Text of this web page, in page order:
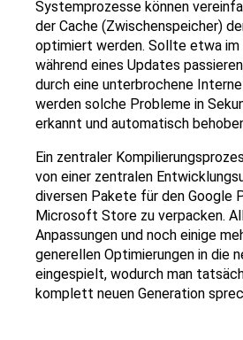
Systemprozesse können
der Cache (Zwischenspeicher)
optimiert werden. Sollte etwa im
während eines Updates
durch eine unterbrochene
werden solche Probleme in
erkannt und automatisch
Ein zentraler
von einer zentralen
diversen Pakete für den Google
Microsoft Store zu verpacken.
Anpassungen und noch einige
generellen Optimierungen in die
eingespielt, wodurch man
komplett neuen Generation